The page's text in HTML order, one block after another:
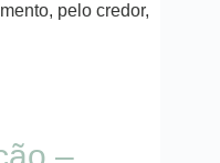
pelo credor,